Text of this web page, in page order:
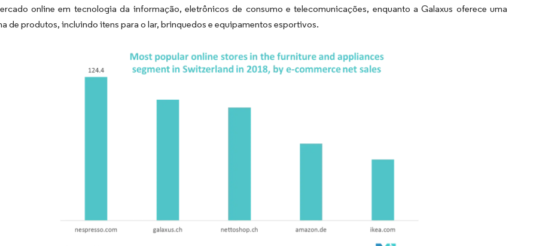
online em tecnologia da informação, eletrônicos de consumo e telecomunicações, enquanto a Galaxus oferece uma
de produtos, incluindo itens para o lar, brinquedos e equipamentos esportivos.